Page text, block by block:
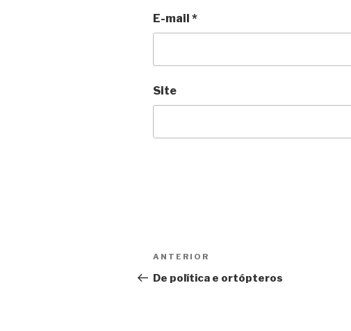
E-mail *
Site
Navegação
de
Anterior
ANTERIOR
De política e ortópteros